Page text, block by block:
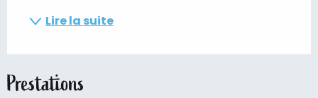
Lire la suite
Prestations